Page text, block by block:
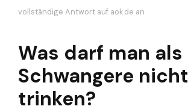
vollständige Antwort auf aok.de an
Was darf man als
Schwangere nicht
trinken?